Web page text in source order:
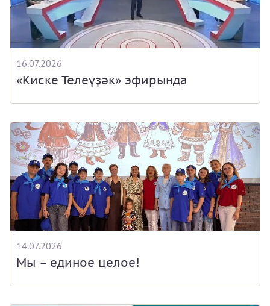
16.07.2026
«Киске Телеүҙәк» эфирында
14.07.2026
Мы – единое целое!